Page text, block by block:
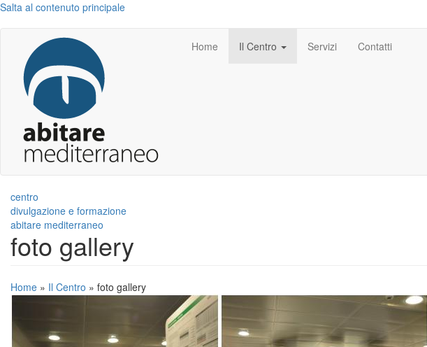
Salta al contenuto principale
Home Il Centro Servizi Contatti
centro
divulgazione e formazione
abitare mediterraneo
foto gallery
Home » Il Centro » foto gallery